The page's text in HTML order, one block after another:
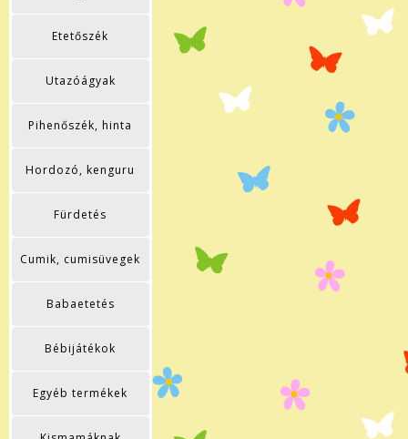
Etetőszék
Utazóágyak
Pihenőszék, hinta
Hordozó, kenguru
Fürdetés
Cumik, cumisüvegek
Babaetetés
Bébijátékok
Egyéb termékek